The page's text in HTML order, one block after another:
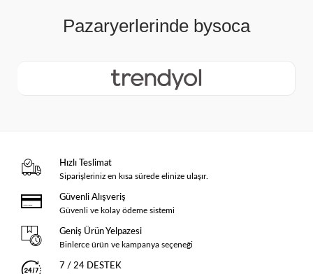
Hızlı Teslimat
Siparişleriniz en kısa sürede elinize ulaşır.
Güvenli Alışveriş
Güvenli ve kolay ödeme sistemi
Geniş Ürün Yelpazesi
Binlerce ürün ve kampanya seçeneği
7 / 24 DESTEK